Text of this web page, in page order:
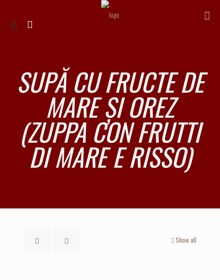
SUPĂ CU FRUCTE DE
MARE ȘI OREZ
(ZUPPA CON FRUTTI
DI MARE E RISSO)
Show all